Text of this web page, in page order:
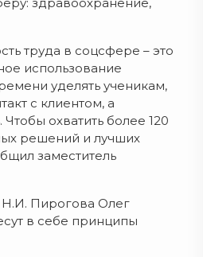
труда в соцсфере – это
использование
уделять ученикам,
с клиентом, а
охватить более 120
решений и лучших
заместитель
Н.И. Пирогова Олег
в себе принципы